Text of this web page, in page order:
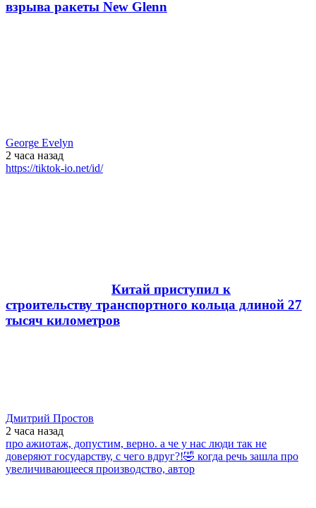
взрыва ракеты New Glenn
George Evelyn
2 часа назад
https://tiktok-io.net/id/
Китай приступил к
строительству транспортного кольца длиной 27
тысяч километров
Дмитрий Простов
2 часа назад
про ажиотаж, допустим, верно. а че у нас люди так не
доверяют государству, с чего вдруг?!🤣 когда речь зашла про
увеличивающееся производство, автор